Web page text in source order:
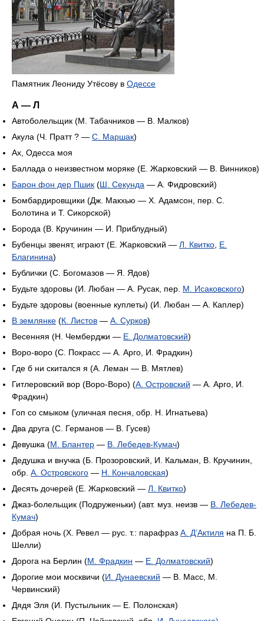
Памятник Леониду Утёсову в Одессе
А — Л
Автоболельщик (М. Табачников — В. Малков)
Акула (Ч. Пратт ? — С. Маршак)
Ах, Одесса моя
Баллада о неизвестном моряке (Е. Жарковский — В. Винников)
Барон фон дер Пшик (Ш. Секунда — А. Фидровский)
Бомбардировщики (Дж. Макхью — Х. Адамсон, пер. С.
Болотина и Т. Сикорской)
Борода (В. Кручинин — И. Приблудный)
Бубенцы звенят, играют (Е. Жарковский — Л. Квитко Е.
Благинина)
Бублички (С. Богомазов — Я. Ядов)
Будьте здоровы (И. Любан — А. Русак, пер. М. Исаковского)
Будьте здоровы (военные куплеты) (И. Любан — А. Каплер)
В землянке (К. Листов — А. Сурков)
Весенняя (Н. Чемберджи — Е. Долматовский)
Воро-воро (С. Покрасс — А. Арго, И. Фрадкин)
Где б ни скитался я (А. Леман — В. Мятлев)
Гитлеровский вор (Воро-Воро) (А. Островский — А. Арго, И.
Фрадкин)
Гоп со смыком (уличная песня, обр. Н. Игнатьева)
Два друга (С. Германов — В. Гусев)
Девушка (М. Блантер — В. Лебедев-Кумач)
Дедушка и внучка (Б. Прозоровский, И. Кальман, В. Кручинин,
обр. А. Островского — Н. Кончаловская)
Десять дочерей (Е. Жарковский — Л. Квитко)
Джаз-болельщик (Подруженьки) (авт. муз. неизв — В. Лебедев-
Кумач)
Добрая ночь (Х. Ревел — рус. т.: парафраз А. Д’Актиля на П. Б.
Шелли)
Дорога на Берлин (М. Фрадкин — Е. Долматовский)
Дорогие мои москвичи (И. Дунаевский — В. Масс, М.
Червинский)
Дядя Эля (И. Пустыльник — Е. Полонская)